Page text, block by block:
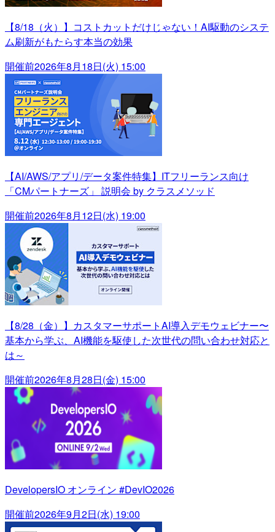
【8/18（火）】コストカットだけじゃない！AI駆動のシステ
ム刷新がもたらす本当の効果
開催前2026年8月18日(火) 15:00
【AI/AWS/アプリ/データ案件特集】ITフリーランス向け
「CMパートナーズ」 説明会 by クラスメソッド
開催前2026年8月12日(水) 19:00
【8/28（金）】カスタマーサポートAI導入デモウェビナー〜
基本から学ぶ、AI機能を駆使した次世代の問い合わせ対応と
は～
開催前2026年8月28日(金) 15:00
DevelopersIO オンライン #DevIO2026
開催前2026年9月2日(水) 19:00